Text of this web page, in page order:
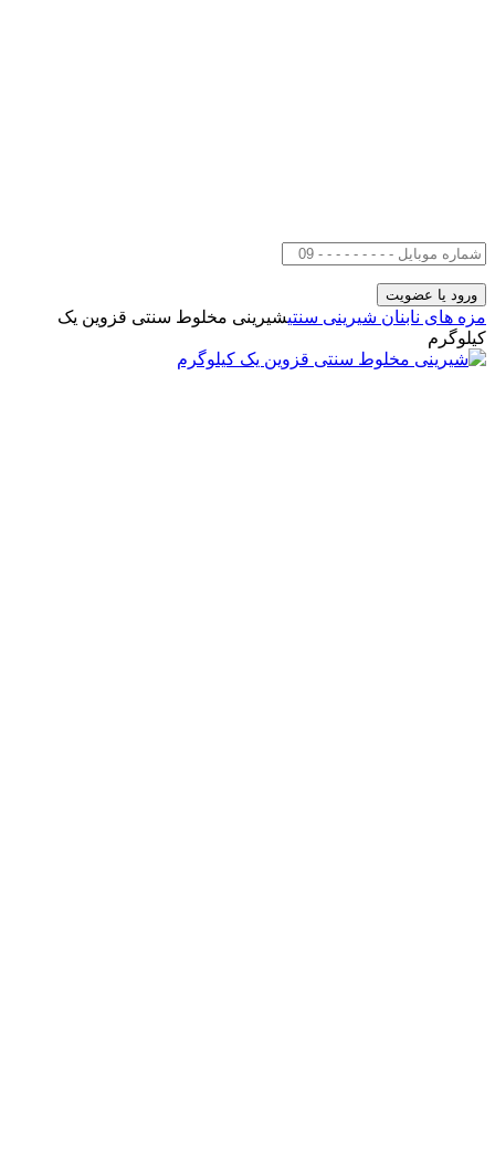
مزه های نابنان شیرینی سنتیشیرینی مخلوط سنتی قزوین یک
کیلوگرم